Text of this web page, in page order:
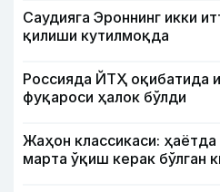
Саудияга Эроннинг икки
қилиши кутилмоқда
Россияда ЙТҲ оқибатида
фуқароси ҳалок бўлди
Жаҳон классикаси:
марта ўқиш керак бўлган